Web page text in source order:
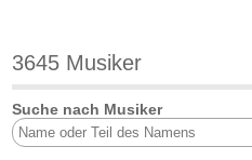
3645 Musiker
Suche nach Musiker